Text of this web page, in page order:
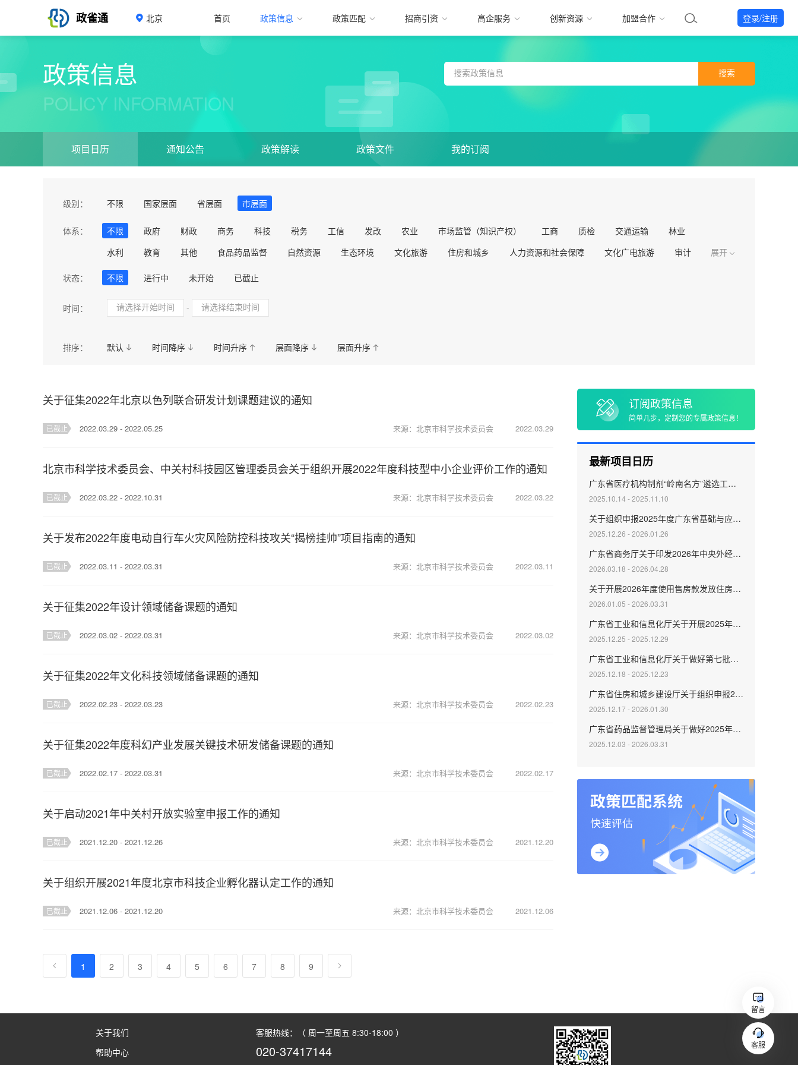
政雀通 北京 首页 政策信息 政策匹配 招商引资 高企服务 创新资源 加盟合作 登录/注册
政策信息
POLICY INFORMATION
搜索
项目日历 通知公告 政策解读 政策文件 我的订阅
级别： 不限 国家层面 省层面 市层面
体系： 不限 政府 财政 商务 科技 税务 工信 发改 农业 市场监管（知识产权） 工商 质检 交通运输
林业
水利
教育 其他 食品药品监督 自然资源 生态环境 文化旅游 住房和城乡 人力资源和社会保障 文化广电旅游
审计
民政
司法 自然规划 卫生健康
展开
状态： 不限 进行中 未开始 已截止
时间： -
排序： 默认 时间降序 时间升序 层面降序 层面升序
关于征集2022年北京以色列联合研发计划课题建议的通知
已截止 2022.03.29 - 2022.05.25 来源：北京市科学技术委员会 2022.03.29
北京市科学技术委员会、中关村科技园区管理委员会关于组织开展2022年度科技型中小企业评价工作的通知
已截止 2022.03.22 - 2022.10.31 来源：北京市科学技术委员会 2022.03.22
关于发布2022年度电动自行车火灾风险防控科技攻关“揭榜挂帅”项目指南的通知
已截止 2022.03.11 - 2022.03.31 来源：北京市科学技术委员会 2022.03.11
关于征集2022年设计领域储备课题的通知
已截止 2022.03.02 - 2022.03.31 来源：北京市科学技术委员会 2022.03.02
关于征集2022年文化科技领域储备课题的通知
已截止 2022.02.23 - 2022.03.23 来源：北京市科学技术委员会 2022.02.23
关于征集2022年度科幻产业发展关键技术研发储备课题的通知
已截止 2022.02.17 - 2022.03.31 来源：北京市科学技术委员会 2022.02.17
关于启动2021年中关村开放实验室申报工作的通知
已截止 2021.12.20 - 2021.12.26 来源：北京市科学技术委员会 2021.12.20
关于组织开展2021年度北京市科技企业孵化器认定工作的通知
已截止 2021.12.06 - 2021.12.20 来源：北京市科学技术委员会 2021.12.06
1 2 3 4 5 6 7 8 9
订阅政策信息
简单几步，定制您的专属政策信息！
最新项目日历
广东省医疗机构制剂“岭南名方”遴选工作专班关于启动第三批广东省医疗机构制剂“岭南名方”遴选申报工作的通知
2025.10.14 - 2025.11.10
关于组织申报2025年度广东省基础与应用基础研究基金地质联合基金项目的通知
2025.12.26 - 2026.01.26
广东省商务厅关于印发2026年中央外经贸发展专项资金（服务贸易发展事项）申报指南的通知
2026.03.18 - 2026.04.28
关于开展2026年度使用售房款发放住房补贴计划申报有关工作的通知
2026.01.05 - 2026.03.31
广东省工业和信息化厅关于开展2025年国家级制造业单项冠军企业奖补资金申报的通知
2025.12.25 - 2025.12.29
广东省工业和信息化厅关于做好第七批产业技术基础公共服务平台申报工作的通知
2025.12.18 - 2025.12.23
广东省住房和城乡建设厅关于组织申报2026年科技创新计划项目的通知
2025.12.17 - 2026.01.30
广东省药品监督管理局关于做好2025年度生物医药行业职称评审和认定工作的通知
2025.12.03 - 2026.03.31
留言
客服
关于我们
帮助中心
客服热线：（ 周一至周五 8:30-18:00 ）
020-37417144